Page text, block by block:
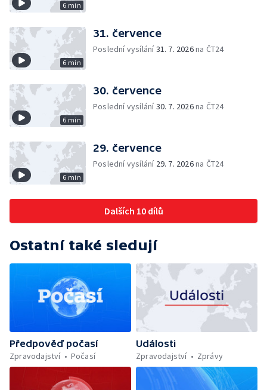
6 min
6 min
31. července
Poslední vysílání31. 7. 2026na ČT24
6 min
30. července
Poslední vysílání30. 7. 2026na ČT24
6 min
29. července
Poslední vysílání 29. 7. 2026na ČT24
Dalších 10 dílů
Ostatní také sledují
Předpověď počasí
Zpravodajství
Počasí
Události
Zpravodajství
Zprávy